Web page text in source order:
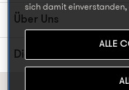
Über Uns
Die TK Maxx Familie
sich damit
unserer Website
von Dritten gesetzt
weiterverarbeiten oder
Daten für die oben
die Cookie-Einstellungen
ALLE